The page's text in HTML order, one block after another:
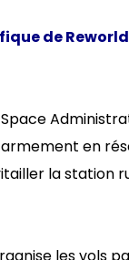
de
en
la station